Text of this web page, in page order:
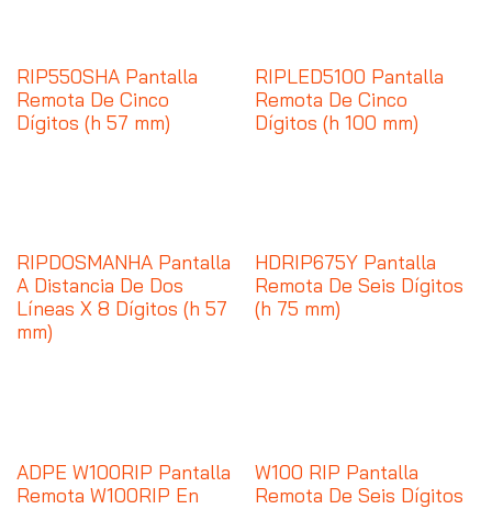
RIP550SHA Pantalla
Remota De Cinco
Dígitos (h 57 mm)
RIPLED5100 Pantalla
Remota De Cinco
Dígitos (h 100 mm)
RIPDOSMANHA Pantalla
A Distancia De Dos
Líneas X 8 Dígitos (h 57
mm)
HDRIP675Y Pantalla
Remota De Seis Dígitos
(h 75 mm)
ADPE W100RIP Pantalla
Remota W100RIP En
W100 RIP Pantalla
Remota De Seis Dígitos